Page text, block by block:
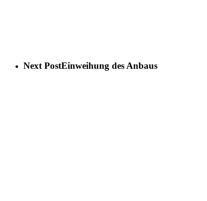
Next PostEinweihung des Anbaus